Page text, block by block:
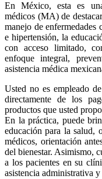
En México, esta es
médicos (MA) de
manejo de enfermedades
e hipertensión, la
con acceso limitado,
enfoque integral,
asistencia médica
Usted no es empleado
directamente de los
productos que usted
En la práctica, puede
educación para la salud,
médicos, orientación
del bienestar. Asimismo,
a los pacientes en su
asistencia administrativa